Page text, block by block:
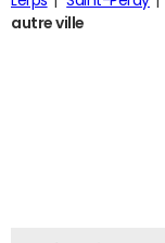
autre ville